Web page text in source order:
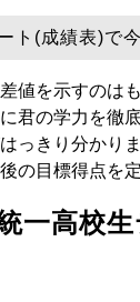
ト(成績表)で
値を示すのは
君の学力を徹
っきり分かりま
の目標得点を
一高校